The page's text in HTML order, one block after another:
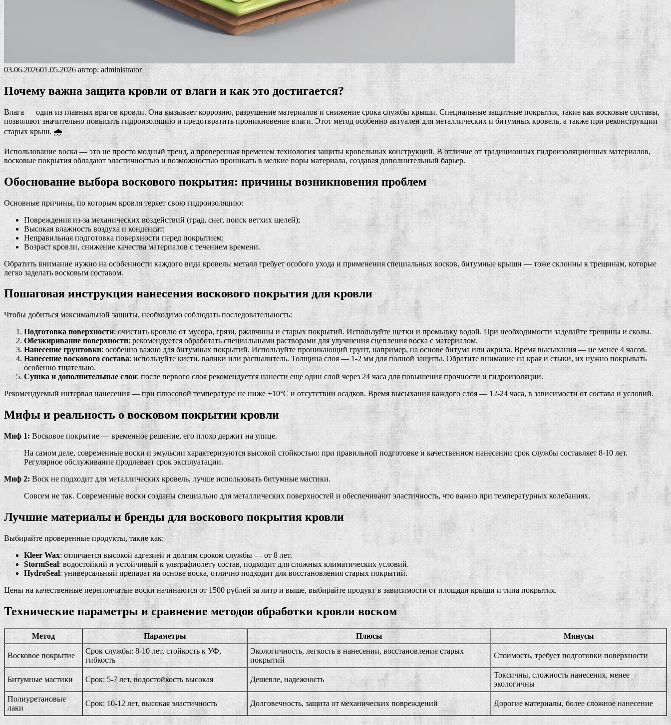
03.06.202601.05.2026автор: administrator
Почему важна защита кровли от влаги и как это достигается?
Влага — один из главных врагов кровли. Она вызывает коррозию, разрушение материалов и снижение срока службы крыши. Специальные защитные покрытия, такие как восковые составы,
позволяют значительно повысить гидроизоляцию и предотвратить проникновение влаги. Этот метод особенно актуален для металлических и битумных кровель, а также при реконструкции
старых крыш. 🌧️
Использование воска — это не просто модный тренд, а проверенная временем технология защиты кровельных конструкций. В отличие от традиционных гидроизоляционных материалов,
восковые покрытия обладают эластичностью и возможностью проникать в мелкие поры материала, создавая дополнительный барьер.
Обоснование выбора воскового покрытия: причины возникновения проблем
Основные причины, по которым кровля теряет свою гидроизоляцию:
Повреждения из-за механических воздействий (град, снег, поиск ветхих щелей);
Высокая влажность воздуха и конденсат;
Неправильная подготовка поверхности перед покрытием;
Возраст кровли, снижение качества материалов с течением времени.
Обратить внимание нужно на особенности каждого вида кровель: металл требует особого ухода и применения специальных восков, битумные крыши — тоже склонны к трещинам, которые
легко заделать восковым составом.
Пошаговая инструкция нанесения воскового покрытия для кровли
Чтобы добиться максимальной защиты, необходимо соблюдать последовательность:
Подготовка поверхности: очистить кровлю от мусора, грязи, ржавчины и старых покрытий. Используйте щетки и промывку водой. При необходимости заделайте трещины и сколы.
Обезжиривание поверхности: рекомендуется обработать специальными растворами для улучшения сцепления воска с материалом.
Нанесение грунтовки: особенно важно для битумных покрытий. Используйте проникающий грунт, например, на основе битума или акрила. Время высыхания — не менее 4 часов.
Нанесение воскового состава: используйте кисти, валики или распылитель. Толщина слоя — 1-2 мм для полной защиты. Обратите внимание на края и стыки, их нужно покрывать
особенно тщательно.
Сушка и дополнительные слои: после первого слоя рекомендуется нанести еще один слой через 24 часа для повышения прочности и гидроизоляции.
Рекомендуемый интервал нанесения — при плюсовой температуре не ниже +10°C и отсутствии осадков. Время высыхания каждого слоя — 12-24 часа, в зависимости от состава и условий.
Мифы и реальность о восковом покрытии кровли
Миф 1:Восковое покрытие — временное решение, его плохо держит на улице.
На самом деле, современные воски и эмульсии характеризуются высокой стойкостью: при правильной подготовке и качественном нанесении срок службы составляет 8-10 лет.
Регулярное обслуживание продлевает срок эксплуатации.
Миф 2: Воск не подходит для металлических кровель, лучше использовать битумные мастики.
Совсем не так. Современные воски созданы специально для металлических поверхностей и обеспечивают эластичность, что важно при температурных колебаниях.
Лучшие материалы и бренды для воскового покрытия кровли
Выбирайте проверенные продукты, такие как:
Kleer Wax: отличается высокой адгезией и долгим сроком службы — от 8 лет.
StormSeal: водостойкий и устойчивый к ультрафиолету состав, подходит для сложных климатических условий.
HydroSeal: универсальный препарат на основе воска, отлично подходит для восстановления старых покрытий.
Цены на качественные перепончатые воски начинаются от 1500 рублей за литр и выше, выбирайте продукт в зависимости от площади крыши и типа покрытия.
Технические параметры и сравнение методов обработки кровли воском
Метод Параметры Плюсы Минусы
Восковое покрытие
Срок службы: 8-10 лет, стойкость к УФ,
гибкость
Экологичность, легкость в нанесении, восстановление старых
покрытий
Стоимость, требует подготовки поверхности
Битумные мастики Срок: 5-7 лет, водостойкость высокая Дешевле, надежность
Токсичны, сложность нанесения, менее
экологичны
Полиуретановые
лаки
Срок: 10-12 лет, высокая эластичность Долговечность, защита от механических повреждений Дорогие материалы, более сложное нанесение